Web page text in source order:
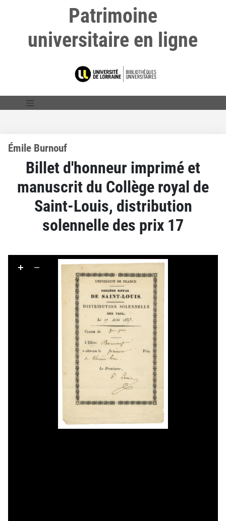
Patrimoine
universitaire en ligne
Émile Burnouf
Billet d'honneur imprimé et
manuscrit du Collège royal de
Saint-Louis, distribution
solennelle des prix 17